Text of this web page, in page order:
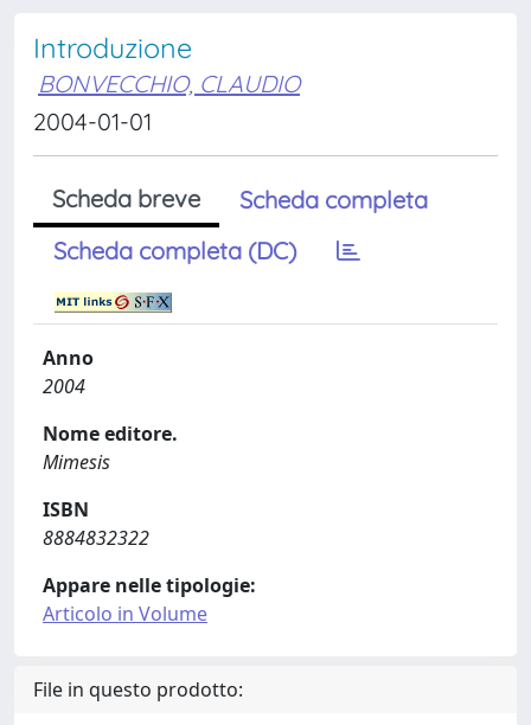
Introduzione
BONVECCHIO, CLAUDIO
2004-01-01
Scheda breve
Scheda completa
Scheda completa (DC)
Anno
2004
Nome editore.
Mimesis
ISBN
8884832322
Appare nelle tipologie:
Articolo in Volume
File in questo prodotto: